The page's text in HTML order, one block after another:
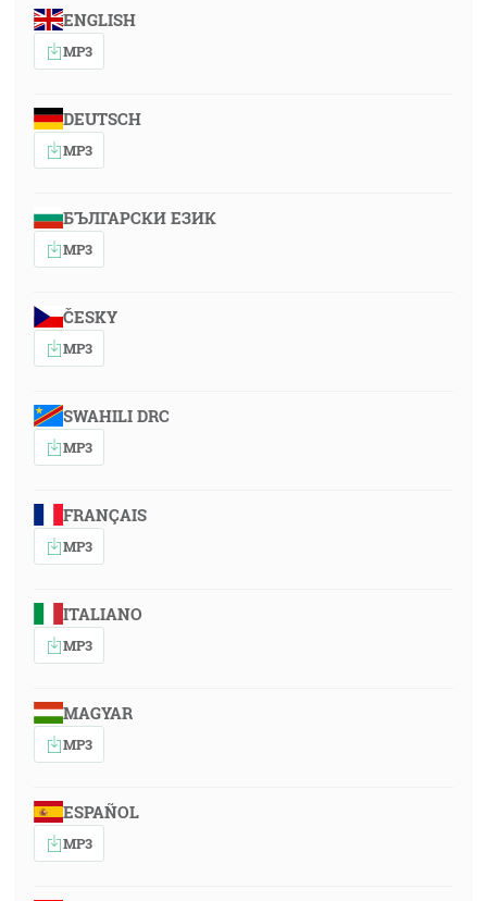
ENGLISH
MP3
DEUTSCH
MP3
БЪЛГАРСКИ ЕЗИК
MP3
ČESKY
MP3
SWAHILI DRC
MP3
FRANÇAIS
MP3
ITALIANO
MP3
MAGYAR
MP3
ESPAÑOL
MP3